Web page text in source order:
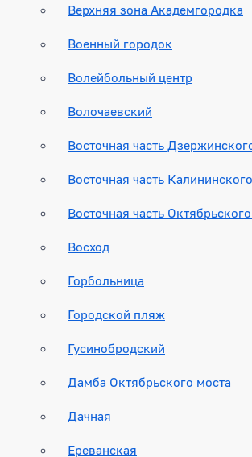
Верхняя зона Академгородка
Военный городок
Волейбольный центр
Волочаевский
Восточная часть
Восточная часть
Восточная часть
Восход
Горбольница
Городской пляж
Гусинобродский
Дамба Октябрьского моста
Дачная
Ереванская